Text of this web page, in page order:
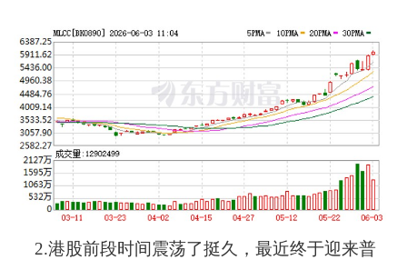
2.港股前段时间震荡了挺久，最近终于迎来普